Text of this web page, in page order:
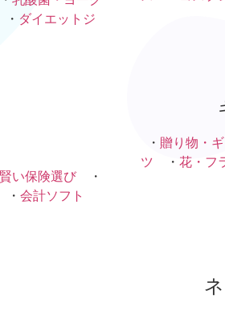
・ ダイエットジ
賢い保険選び ・
・ 会計ソフト
・ 贈り物・
ツ ・ 花・フ